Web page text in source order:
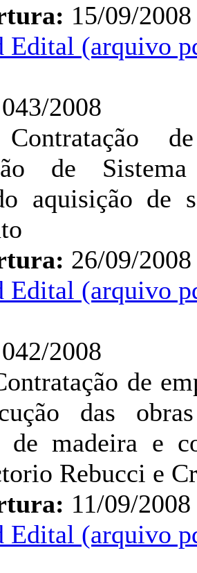
15/09/2008
Edital (arquivo
043/2008
de
aquisição de
26/09/2008
Edital (arquivo
042/2008
de
das
de madeira e
Rebucci e
11/09/2008
Edital (arquivo